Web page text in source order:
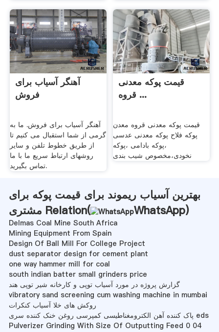
آهنگر آسیاب برای
فروش
آهنگر آسیاب برای فروش. ما به
گرمی از شما استقبال می کنیم تا
از طریق خطوط تلفن و سایر
روشهای ارتباط سریع ما با ما
تماس بگیرید.
قیمت پوکه معدنی
قروه ...
قیمت پوکه معدنی قروه معدن
پوکه فلاح پوکه معدنی عدسی
،پوکه بادامی ،پوکه
نخودی،مخصوص شیب بندی
بهترین آسیاب ریموند برای قیمت پوکه برای
مشتری Relation(
WhatsApp)
Delmas Coal Mine South Africa
Mining Equipment From Spain
Design Of Ball Mill For College Project
dust separator design for cement plant
one way hammer mill for coal
south indian batter small grinders price
گزارش پروژه در مورد آسیاب توپی و کارخانه شیر توپی هند
vibratory sand screening cum washing machine in mumbai
روکش های خلا آسیاب کنکرات
پاک کننده آهن الکترومغناطیسی کمپرسی روغن خنک کننده سری eds
Pulverizer Grinding With Size Of Outputting Feed 0 04